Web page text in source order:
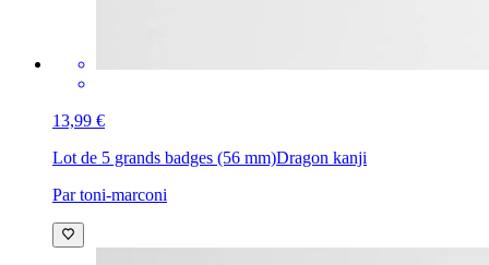
13,99 €
Lot de 5 grands badges (56 mm)Dragon kanji
Par toni-marconi